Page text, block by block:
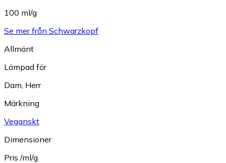
100 ml/g
Se mer från Schwarzkopf
Allmänt
Lämpad för
Dam Herr
Märkning
Veganskt
Dimensioner
Pris /ml/g